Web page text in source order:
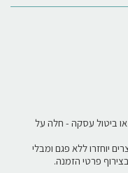
ביטול עסקה - חלה על
יוחזרו ללא פגם ומבלי
פרטי הזמנה.